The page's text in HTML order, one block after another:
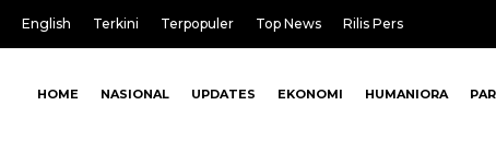
English Terkini Terpopuler Top News Rilis Pers
HOME NASIONAL UPDATES EKONOMI HUMANIORA